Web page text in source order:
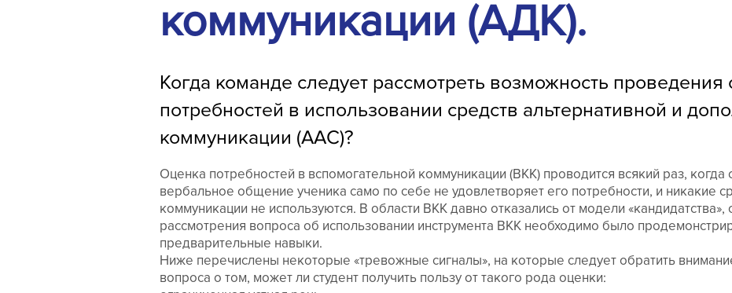
коммуникации (АДК).
Когда команде следует рассмотреть возможность проведения
потребностей в использовании средств альтернативной и
коммуникации (AAC)?
Оценка потребностей в вспомогательной коммуникации (ВКК) проводится всякий раз, когда
вербальное общение ученика само по себе не удовлетворяет его потребности, и никакие
коммуникации не используются. В области ВКК давно отказались от модели «кандидатства»,
рассмотрения вопроса об использовании инструмента ВКК необходимо было
предварительные навыки.
Ниже перечислены некоторые «тревожные сигналы», на которые следует обратить
вопроса о том, может ли студент получить пользу от такого рода оценки: